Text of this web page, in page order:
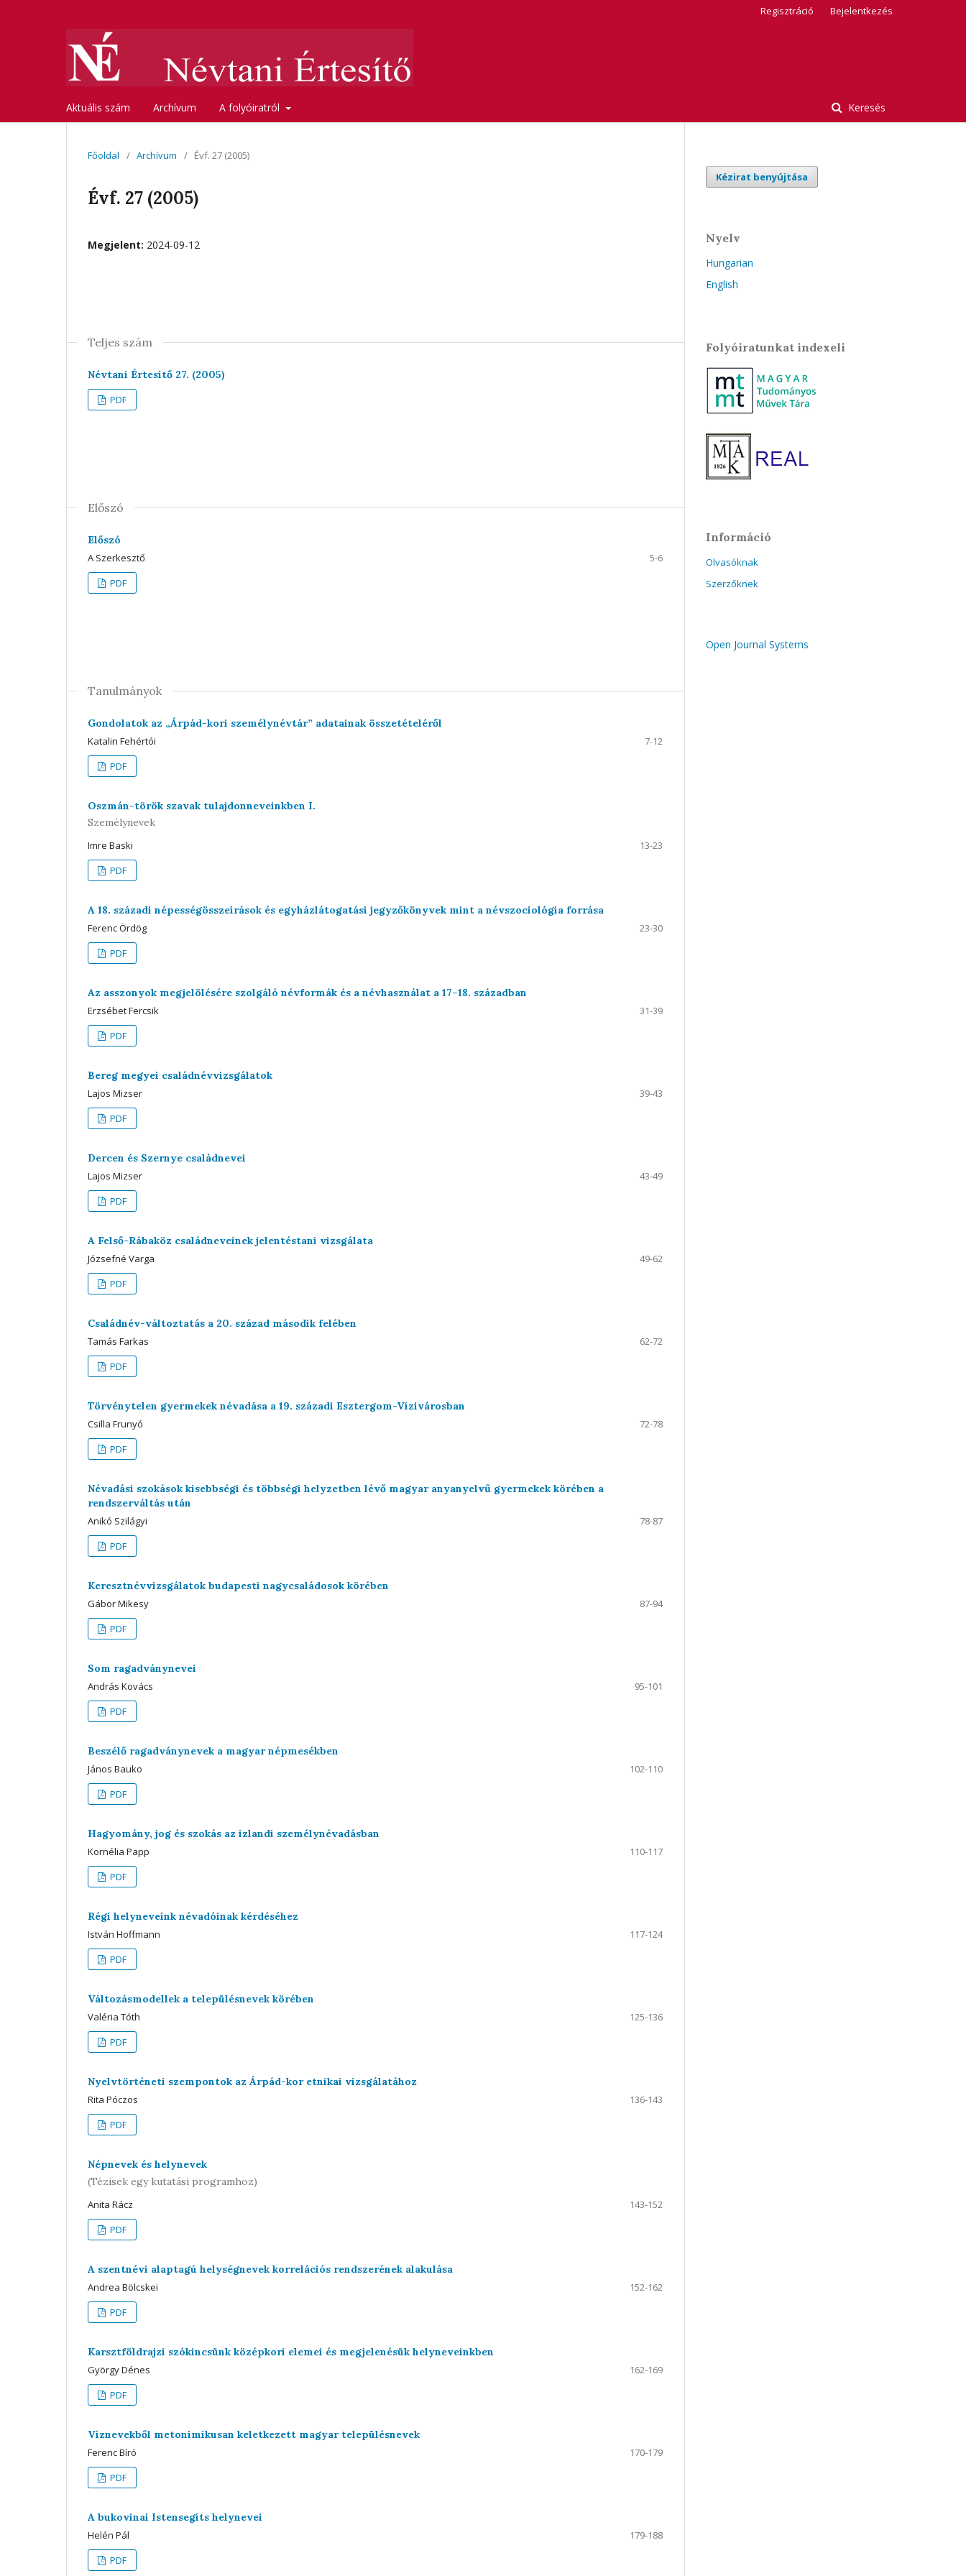
Aktuális szám Archívum A folyóiratról Keresés
Regisztráció Bejelentkezés
Főoldal / Archívum / Évf. 27 (2005)
Évf. 27 (2005)
Megjelent: 2024-09-12
Teljes szám
Névtani Értesítő 27. (2005)
PDF
Előszó
Előszó
A Szerkesztő
5-6
PDF
Tanulmányok
Gondolatok az „Árpád-kori személynévtár” adatainak összetételéről
Katalin Fehértói
7-12
PDF
Oszmán-török szavak tulajdonneveinkben I.
Személynevek
Imre Baski
13-23
PDF
A 18. századi népességösszeírások és egyházlátogatási jegyzőkönyvek mint a névszociológia forrása
Ferenc Ördög
23-30
PDF
Az asszonyok megjelölésére szolgáló névformák és a névhasználat a 17–18. században
Erzsébet Fercsik
31-39
PDF
Bereg megyei családnévvizsgálatok
Lajos Mizser
39-43
PDF
Dercen és Szernye családnevei
Lajos Mizser
43-49
PDF
A Felső-Rábaköz családneveinek jelentéstani vizsgálata
Józsefné Varga
49-62
PDF
Családnév-változtatás a 20. század második felében
Tamás Farkas
62-72
PDF
Törvénytelen gyermekek névadása a 19. századi Esztergom-Vízivárosban
Csilla Frunyó
72-78
PDF
Névadási szokások kisebbségi és többségi helyzetben lévő magyar anyanyelvű gyermekek körében a
rendszerváltás után
Anikó Szilágyi
78-87
PDF
Keresztnévvizsgálatok budapesti nagycsaládosok körében
Gábor Mikesy
87-94
PDF
Som ragadványnevei
András Kovács
95-101
PDF
Beszélő ragadványnevek a magyar népmesékben
János Bauko
102-110
PDF
Hagyomány, jog és szokás az izlandi személynévadásban
Kornélia Papp
110-117
PDF
Régi helyneveink névadóinak kérdéséhez
István Hoffmann
117-124
PDF
Változásmodellek a településnevek körében
Valéria Tóth
125-136
PDF
Nyelvtörténeti szempontok az Árpád-kor etnikai vizsgálatához
Rita Póczos
136-143
PDF
Népnevek és helynevek
(Tézisek egy kutatási programhoz)
Anita Rácz
143-152
PDF
A szentnévi alaptagú helységnevek korrelációs rendszerének alakulása
Andrea Bölcskei
152-162
PDF
Karsztföldrajzi szókincsünk középkori elemei és megjelenésük helyneveinkben
György Dénes
162-169
PDF
Víznevekből metonimikusan keletkezett magyar településnevek
Ferenc Bíró
170-179
PDF
A bukovinai Istensegíts helynevei
Helén Pál
179-188
PDF
Kézirat benyújtása
Nyelv
Hungarian
English
Folyóiratunkat indexeli
Információ
Olvasóknak
Szerzőknek
Open Journal Systems